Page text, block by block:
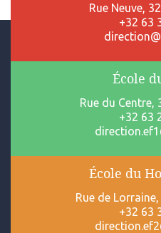
Rue Neuve,
+32 63
École
Rue du Centre,
+32 63
École du
Rue de
+32 63